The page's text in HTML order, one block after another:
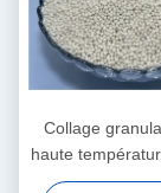
Collage
haute
fusion chaude